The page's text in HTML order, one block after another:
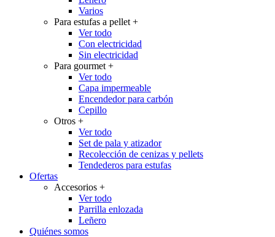
Varios
Para estufas a pellet +
Ver todo
Con electricidad
Sin electricidad
Para gourmet +
Ver todo
Capa impermeable
Encendedor para carbón
Cepillo
Otros +
Ver todo
Set de pala y atizador
Recolección de cenizas y pellets
Tendederos para estufas
Ofertas
Accesorios +
Ver todo
Parrilla enlozada
Leñero
Quiénes somos